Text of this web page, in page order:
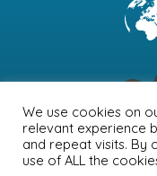
NEWSLETTER
We use cookies on
relevant experience
and repeat visits. By
use of ALL the